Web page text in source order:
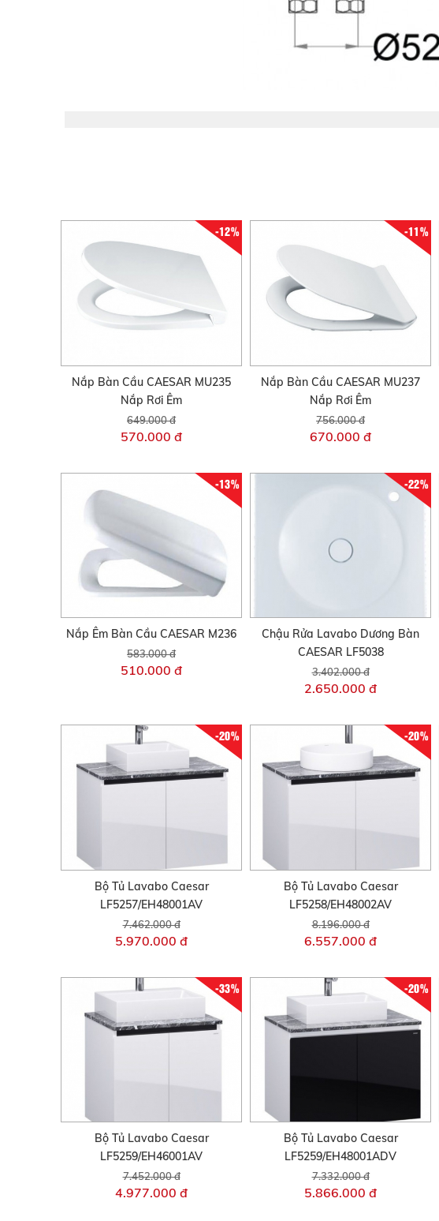
-12%
Nắp Bàn Cầu CAESAR MU235
Nắp Rơi Êm
649.000 đ
570.000 đ
-11%
Nắp Bàn Cầu CAESAR MU237
Nắp Rơi Êm
756.000 đ
670.000 đ
-13%
Nắp Êm Bàn Cầu CAESAR M236
583.000 đ
510.000 đ
-22%
Chậu Rửa Lavabo Dương Bàn
CAESAR LF5038
3.402.000 đ
2.650.000 đ
-20%
Bộ Tủ Lavabo Caesar
LF5257/EH48001AV
7.462.000 đ
5.970.000 đ
-20%
Bộ Tủ Lavabo Caesar
LF5258/EH48002AV
8.196.000 đ
6.557.000 đ
-33%
Bộ Tủ Lavabo Caesar
LF5259/EH46001AV
7.452.000 đ
4.977.000 đ
-20%
Bộ Tủ Lavabo Caesar
LF5259/EH48001ADV
7.332.000 đ
5.866.000 đ